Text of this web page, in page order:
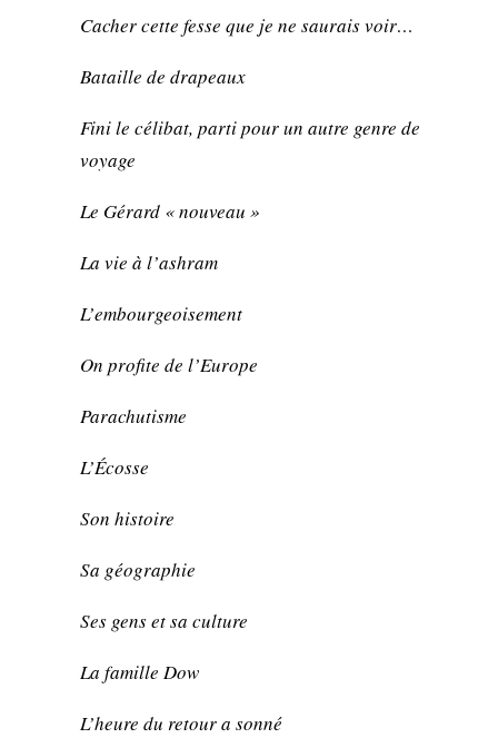
Cacher cette fesse que je ne saurais voir…
Bataille de drapeaux
Fini le célibat, parti pour un autre genre de
voyage
Le Gérard « nouveau »
La vie à l’ashram
L’embourgeoisement
On profite de l’Europe
Parachutisme
L’Écosse
Son histoire
Sa géographie
Ses gens et sa culture
La famille Dow
L’heure du retour a sonné